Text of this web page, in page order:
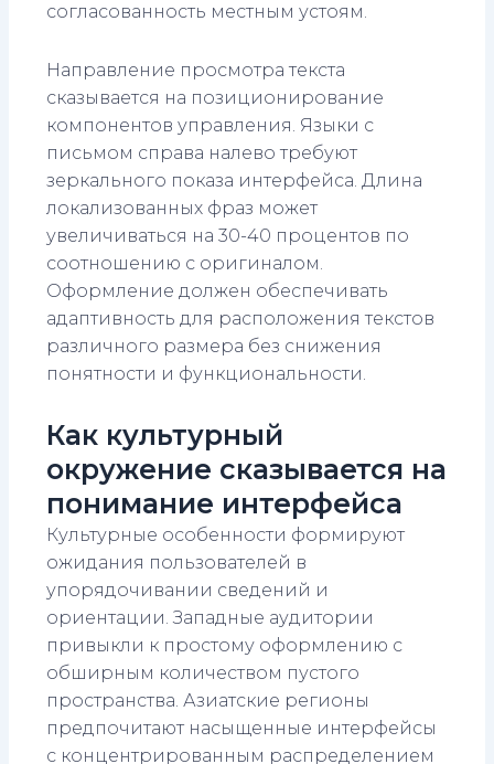
согласованность местным устоям.
Направление просмотра текста
сказывается на позиционирование
компонентов управления. Языки с
письмом справа налево требуют
зеркального показа интерфейса. Длина
локализованных фраз может
увеличиваться на 30-40 процентов по
соотношению с оригиналом.
Оформление должен обеспечивать
адаптивность для расположения текстов
различного размера без снижения
понятности и функциональности.
Как культурный
окружение сказывается на
понимание интерфейса
Культурные особенности формируют
ожидания пользователей в
упорядочивании сведений и
ориентации. Западные аудитории
привыкли к простому оформлению с
обширным количеством пустого
пространства. Азиатские регионы
предпочитают насыщенные интерфейсы
с концентрированным распределением